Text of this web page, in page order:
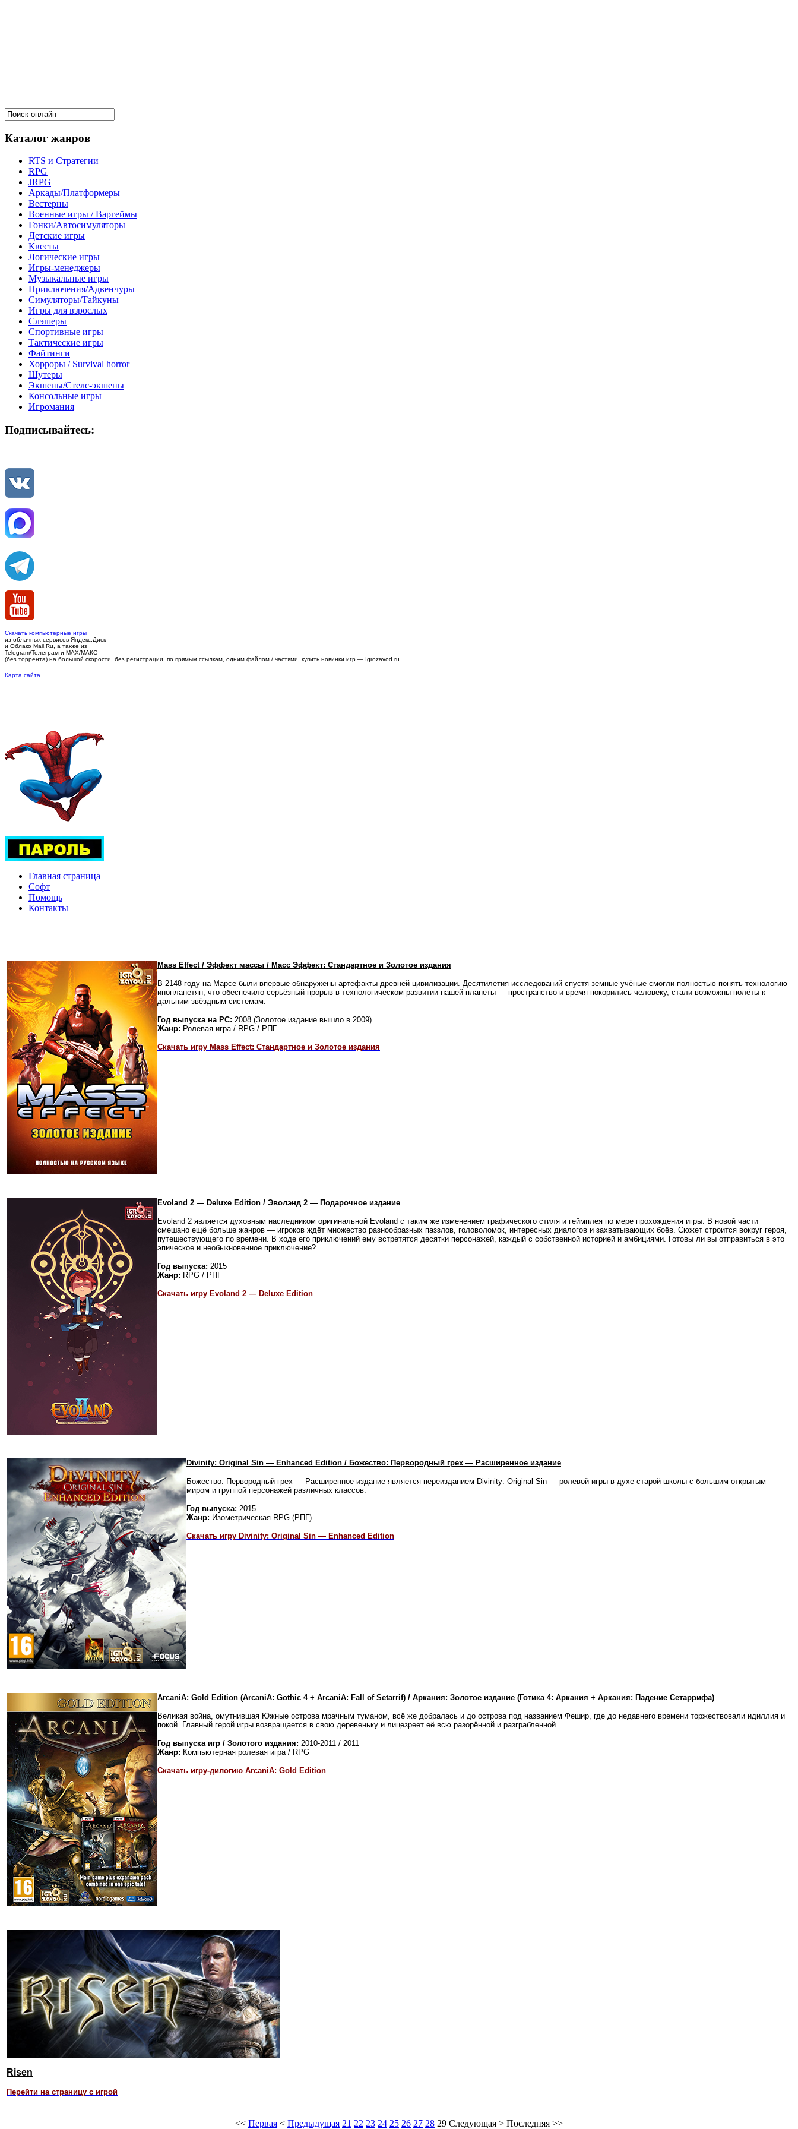
Каталог жанров
RTS и Стратегии
RPG
JRPG
Аркады/Платформеры
Вестерны
Военные игры / Варгеймы
Гонки/Автосимуляторы
Детские игры
Квесты
Логические игры
Игры-менеджеры
Музыкальные игры
Приключения/Адвенчуры
Симуляторы/Тайкуны
Игры для взрослых
Слэшеры
Спортивные игры
Тактические игры
Файтинги
Хорроры / Survival horror
Шутеры
Экшены/Стелс-экшены
Консольные игры
Игромания
Подписывайтесь:
Скачать компьютерные игры
из облачных сервисов Яндекс.Диск
и Облако Mail.Ru, а также из
Telegram/Телеграм и MAX/МАКС
(без торрента) на большой скорости, без регистрации, по прямым ссылкам, одним файлом / частями, купить новинки игр — Igrozavod.ru
Карта сайта
Главная страница
Софт
Помощь
Контакты
Mass Effect / Эффект массы / Масс Эффект: Стандартное и Золотое издания
В 2148 году на Марсе были впервые обнаружены артефакты древней цивилизации. Десятилетия исследований спустя земные учёные смогли полностью понять технологию
инопланетян, что обеспечило серьёзный прорыв в технологическом развитии нашей планеты — пространство и время покорились человеку, стали возможны полёты к
дальним звёздным системам.
Год выпуска на PC: 2008 (Золотое издание вышло в 2009)
Жанр: Ролевая игра / RPG / РПГ
Скачать игру Mass Effect: Стандартное и Золотое издания
Evoland 2 — Deluxe Edition / Эволэнд 2 — Подарочное издание
Evoland 2 является духовным наследником оригинальной Evoland с таким же изменением графического стиля и геймплея по мере прохождения игры. В новой части
смешано ещё больше жанров — игроков ждёт множество разнообразных паззлов, головоломок, интересных диалогов и захватывающих боёв. Сюжет строится вокруг героя,
путешествующего по времени. В ходе его приключений ему встретятся десятки персонажей, каждый с собственной историей и амбициями. Готовы ли вы отправиться в это
эпическое и необыкновенное приключение?
Год выпуска: 2015
Жанр: RPG / РПГ
Скачать игру Evoland 2 — Deluxe Edition
Divinity: Original Sin — Enhanced Edition / Божество: Первородный грех — Расширенное издание
Божество: Первородный грех — Расширенное издание является переизданием Divinity: Original Sin — ролевой игры в духе старой школы с большим открытым
миром и группой персонажей различных классов.
Год выпуска: 2015
Жанр: Изометрическая RPG (РПГ)
Скачать игру Divinity: Original Sin — Enhanced Edition
ArcaniA: Gold Edition (ArcaniA: Gothic 4 + ArcaniA: Fall of Setarrif) / Аркания: Золотое издание (Готика 4: Аркания + Аркания: Падение Сетаррифа)
Великая война, омутнившая Южные острова мрачным туманом, всё же добралась и до острова под названием Фешир, где до недавнего времени торжествовали идиллия и
покой. Главный герой игры возвращается в свою деревеньку и лицезреет её всю разорённой и разграбленной.
Год выпуска игр / Золотого издания: 2010-2011 / 2011
Жанр: Компьютерная ролевая игра / RPG
Скачать игру-дилогию ArcaniA: Gold Edition
Risen
Перейти на страницу с игрой
<< Первая < Предыдущая 21 22 23 24 25 26 27 28 29 Следующая > Последняя >>